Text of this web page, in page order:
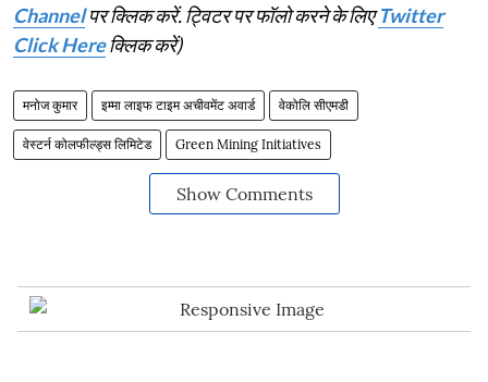
Channelपर क्लिक करें. ट्विटर पर फॉलो करने के लिएTwitter
Click Hereक्लिक करें)
मनोज कुमार इम्मा लाइफ टाइम अचीवमेंट अवार्ड वेकोलि सीएमडी
वेस्टर्न कोलफील्ड्स लिमिटेड Green Mining Initiatives
Show Comments